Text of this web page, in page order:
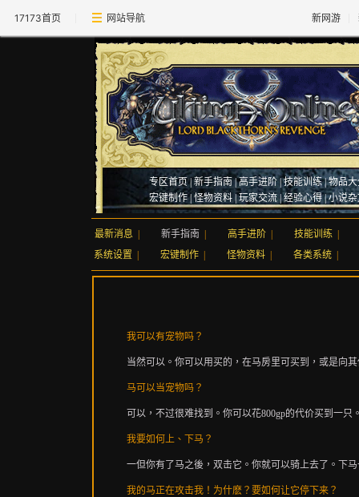
17173首页 网站导航 新网游
专区首页|新手指南 |高手进阶 |技能训练|物品
宏键制作| 怪物资料 |玩家交流 |经验心得|小说
最新消息 新手指南 高手进阶 技能训练
系统设置
宏键制作 怪物资料 各类系统
我可以有宠物吗？
当然可以。你可以用买的，在马房里可买到，或是向
马可以当宠物吗？
可以，不过很难找到。你可以花800gp的代价买到一只
我要如何上、下马？
一但你有了马之後，双击它。你就可以骑上去了。下
我的马正在攻击我！为什麽？要如何让它停下来？